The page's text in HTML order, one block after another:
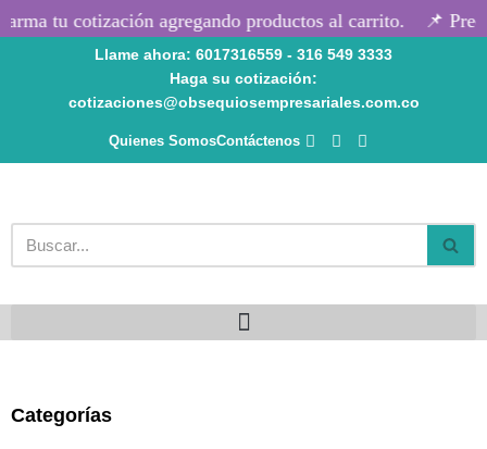
contenido
tu cotización agregando productos al carrito. 📌
Llame ahora: 6017316559 - 316 549 3333
Haga su cotización:
cotizaciones@obsequiosempresariales.com.co
Quienes SomosContáctenos
Categorías